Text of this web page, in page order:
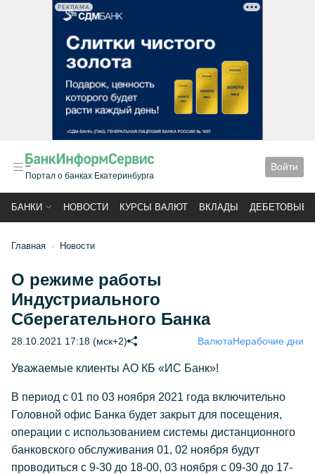
РЕКЛАМА
Портал о банках Екатеринбурга
Войти
БАНКИ НОВОСТИ КУРСЫ ВАЛЮТ ВКЛАДЫ ДЕБЕТОВЫЕ
Главная Новости
О режиме работы
Индустриального
Сберегательного Банка
28.10.2021 17:18 (мск+2) ВалютаНерабочие дни
Уважаемые клиенты АО КБ «ИС Банк»!
В период с 01 по 03 ноября 2021 года включительно
Головной офис Банка будет закрыт для посещения,
операции с использованием системы дистанционного
банковского обслуживания 01, 02 ноября будут
проводиться с 9-30 до 18-00, 03 ноября с 09-30 до 17-